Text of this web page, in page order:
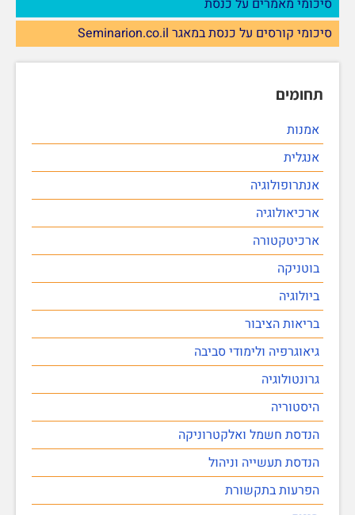
סיכומי קורסים על כנסת במאגר Seminarion.co.il
תחומים
אמנות
אנגלית
אנתרופולוגיה
ארכיאולוגיה
ארכיטקטורה
בוטניקה
ביולוגיה
בריאות הציבור
גיאוגרפיה ולימודי סביבה
גרונטולוגיה
היסטוריה
הנדסת חשמל ואלקטרוניקה
הנדסת תעשייה וניהול
הפרעות בתקשורת